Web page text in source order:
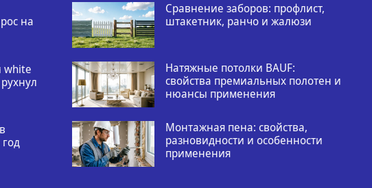
на
white
Сравнение заборов: профлист,
штакетник, ранчо и жалюзи
Натяжные потолки BAUF:
свойства премиальных полотен и
нюансы применения
Монтажная пена: свойства,
разновидности и особенности
применения